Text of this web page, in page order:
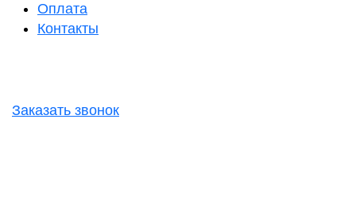
Оплата
Контакты
Заказать звонок